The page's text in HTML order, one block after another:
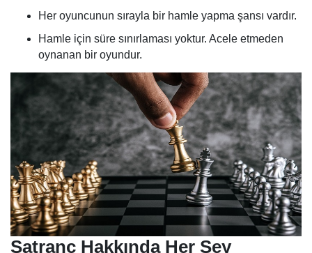
Her oyuncunun sırayla bir hamle yapma şansı vardır.
Hamle için süre sınırlaması yoktur. Acele etmeden
oynanan bir oyundur.
Satranç Hakkında Her Şey